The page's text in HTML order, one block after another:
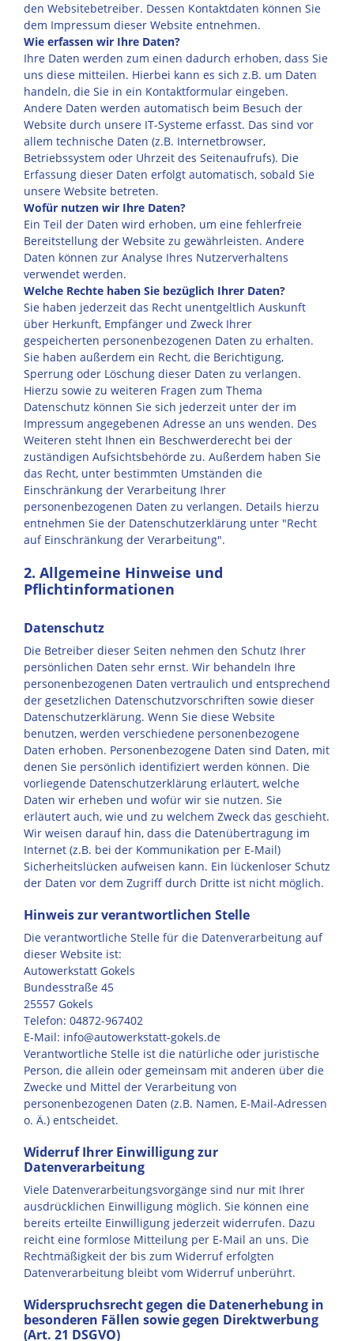
den Websitebetreiber. Dessen Kontaktdaten können Sie
dem Impressum dieser Website entnehmen.
Wie erfassen wir Ihre Daten?
Ihre Daten werden zum einen dadurch erhoben, dass Sie
uns diese mitteilen. Hierbei kann es sich z.B. um Daten
handeln, die Sie in ein Kontaktformular eingeben.
Andere Daten werden automatisch beim Besuch der
Website durch unsere IT-Systeme erfasst. Das sind vor
allem technische Daten (z.B. Internetbrowser,
Betriebssystem oder Uhrzeit des Seitenaufrufs). Die
Erfassung dieser Daten erfolgt automatisch, sobald Sie
unsere Website betreten.
Wofür nutzen wir Ihre Daten?
Ein Teil der Daten wird erhoben, um eine fehlerfreie
Bereitstellung der Website zu gewährleisten. Andere
Daten können zur Analyse Ihres Nutzerverhaltens
verwendet werden.
Welche Rechte haben Sie bezüglich Ihrer Daten?
Sie haben jederzeit das Recht unentgeltlich Auskunft
über Herkunft, Empfänger und Zweck Ihrer
gespeicherten personenbezogenen Daten zu erhalten.
Sie haben außerdem ein Recht, die Berichtigung,
Sperrung oder Löschung dieser Daten zu verlangen.
Hierzu sowie zu weiteren Fragen zum Thema
Datenschutz können Sie sich jederzeit unter der im
Impressum angegebenen Adresse an uns wenden. Des
Weiteren steht Ihnen ein Beschwerderecht bei der
zuständigen Aufsichtsbehörde zu. Außerdem haben Sie
das Recht, unter bestimmten Umständen die
Einschränkung der Verarbeitung Ihrer
personenbezogenen Daten zu verlangen. Details hierzu
entnehmen Sie der Datenschutzerklärung unter "Recht
auf Einschränkung der Verarbeitung".
2. Allgemeine Hinweise und
Pflichtinformationen
Datenschutz
Die Betreiber dieser Seiten nehmen den Schutz Ihrer
persönlichen Daten sehr ernst. Wir behandeln Ihre
personenbezogenen Daten vertraulich und entsprechend
der gesetzlichen Datenschutzvorschriften sowie dieser
Datenschutzerklärung. Wenn Sie diese Website
benutzen, werden verschiedene personenbezogene
Daten erhoben. Personenbezogene Daten sind Daten, mit
denen Sie persönlich identifiziert werden können. Die
vorliegende Datenschutzerklärung erläutert, welche
Daten wir erheben und wofür wir sie nutzen. Sie
erläutert auch, wie und zu welchem Zweck das geschieht.
Wir weisen darauf hin, dass die Datenübertragung im
Internet (z.B. bei der Kommunikation per E-Mail)
Sicherheitslücken aufweisen kann. Ein lückenloser Schutz
der Daten vor dem Zugriff durch Dritte ist nicht möglich.
Hinweis zur verantwortlichen Stelle
Die verantwortliche Stelle für die Datenverarbeitung auf
dieser Website ist:
Autowerkstatt Gokels
Bundesstraße 45
25557 Gokels
Telefon: 04872-967402
E-Mail: info@autowerkstatt-gokels.de
Verantwortliche Stelle ist die natürliche oder juristische
Person, die allein oder gemeinsam mit anderen über die
Zwecke und Mittel der Verarbeitung von
personenbezogenen Daten (z.B. Namen, E-Mail-Adressen
o. Ä.) entscheidet.
Widerruf Ihrer Einwilligung zur
Datenverarbeitung
Viele Datenverarbeitungsvorgänge sind nur mit Ihrer
ausdrücklichen Einwilligung möglich. Sie können eine
bereits erteilte Einwilligung jederzeit widerrufen. Dazu
reicht eine formlose Mitteilung per E-Mail an uns. Die
Rechtmäßigkeit der bis zum Widerruf erfolgten
Datenverarbeitung bleibt vom Widerruf unberührt.
Widerspruchsrecht gegen die Datenerhebung in
besonderen Fällen sowie gegen Direktwerbung
(Art. 21 DSGVO)